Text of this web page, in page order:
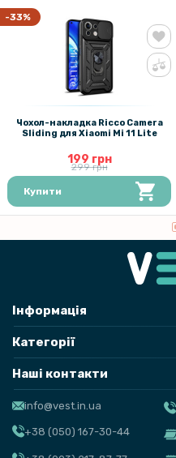
-33%
Чохол-накладка Ricco Camera
Sliding для Xiaomi Mi 11 Lite
199 грн
299 грн
Купити
Інформація
Категорії
Наші контакти
info@vest.in.ua
+38 (050) 167-30-44